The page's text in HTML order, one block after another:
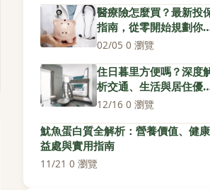
醫療險怎麼買？最新投
指南，從零開始規劃你
健康防護網
02/05·0 瀏覽
住日暮里方便嗎？深度
析交通、生活與居住優
點
12/16·0 瀏覽
魷魚蛋白質全解析：營養價值、健康
益處與實用指南
11/21 ·0 瀏覽